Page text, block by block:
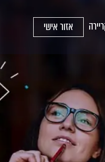
אזור אישי